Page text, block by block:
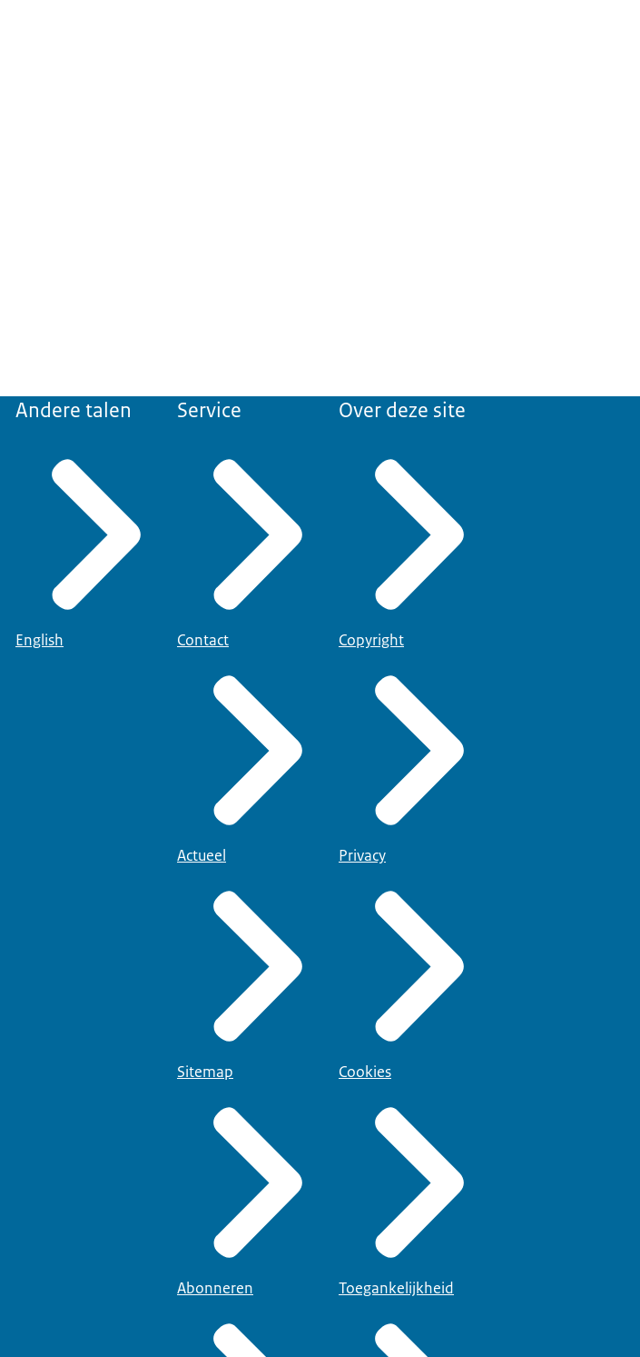
Andere talen
English
Service
Contact
Actueel
Sitemap
Abonneren
Over deze site
Copyright
Privacy
Cookies
Toegankelijkheid